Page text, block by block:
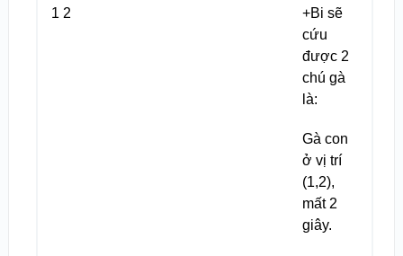
1 2
+Bi sẽ
cứu
được 2
chú gà
là:
Gà con
ở vị trí
(1,2),
mất 2
giây.